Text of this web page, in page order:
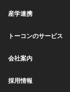
産学連携
トーコンのサービス
会社案内
採用情報